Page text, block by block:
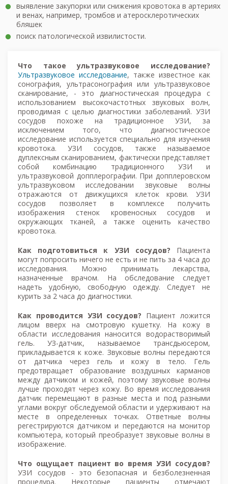
выявление закупорки или снижения кровотока в артериях
и венах, например, тромбов и атеросклеротических
бляшек
поиск патологической извилистости.
Что такое ультразвуковое исследование?
Ультразвуковое исследование, также известное как
сонография, ультрасонография или ультразвуковое
сканирование, - это диагностическая процедура с
использованием высокочастотных звуковых волн,
проводимая с целью диагностики заболеваний. УЗИ
сосудов похоже на традиционное УЗИ, за
исключением того, что диагностическое
исследование используется специально для изучения
кровотока. УЗИ сосудов, также называемое
дуплексным сканированием, фактически представляет
собой комбинацию традиционного УЗИ и
ультразвуковой допплерографии. При допплеровском
ультразвуковом исследовании звуковые волны
отражаются от движущихся клеток крови. УЗИ
сосудов позволяет в комплексе получить
изображения стенок кровеносных сосудов и
окружающих тканей, а также оценить качество
кровотока.
Как подготовиться к УЗИ сосудов? Пациента
могут попросить ничего не есть и не пить за 4 часа до
исследования. Можно принимать лекарства,
назначенные врачом. На обследование следует
надеть удобную, свободную одежду. Следует не
курить за 2 часа до диагностики.
Как проводится УЗИ сосудов? Пациент ложится
лицом вверх на смотровую кушетку. На кожу в
области исследования наносится водорастворимый
гель. УЗ-датчик, называемое трансдьюсером,
прикладывается к коже. Звуковые волны передаются
от датчика через гель и кожу в тело. Гель
предотвращает образование воздушных карманов
между датчиком и кожей, поэтому звуковые волны
лучше проходят через кожу. Во время исследования
датчик перемещают в разные места и под разными
углами вокруг обследуемой области и удерживают на
месте в определенных точках. Ответные волны
регестрируются датчиком и передаются на монитор
компьютера, который преобразует звуковые волны в
изображение.
Что ощущает пациент во время УЗИ сосудов?
УЗИ сосудов - это безопасная и безболезненная
процедура. Некоторые пациенты отмечают